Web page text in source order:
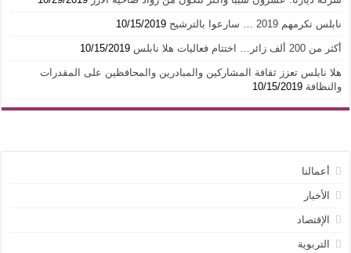
نابلس تكرمهم 2019 … سارعوا بالترشيح 10/15/2019
أكثر من 200 ألف زائر… اختتام فعاليات هلا نابلس 10/15/2019
هلا نابلس تعزز ثقافة المشاركين والمبادرين والمحافظين على المقدرات
والنظافة 10/15/2019
أعمالنا
الأخبار
الإقتصاد
التربوية